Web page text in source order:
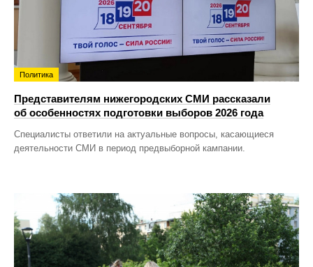
Политика
Представителям нижегородских СМИ рассказали
об особенностях подготовки выборов 2026 года
Специалисты ответили на актуальные вопросы, касающиеся
деятельности СМИ в период предвыборной кампании.